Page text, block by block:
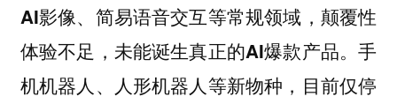
AI影像、简易语音交互等常规领域，颠覆性
体验不足，未能诞生真正的AI爆款产品。手
机机器人、人形机器人等新物种，目前仅停